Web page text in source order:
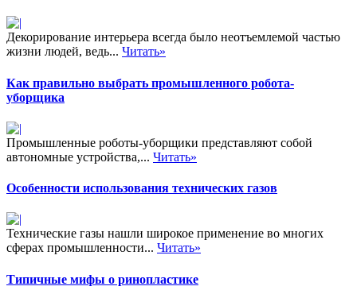
Декорирование интерьера всегда было неотъемлемой частью
жизни людей, ведь... Читать»
Как правильно выбрать промышленного робота-
уборщика
Промышленные роботы-уборщики представляют собой
автономные устройства,... Читать»
Особенности использования технических газов
Технические газы нашли широкое применение во многих
сферах промышленности... Читать»
Типичные мифы о ринопластике